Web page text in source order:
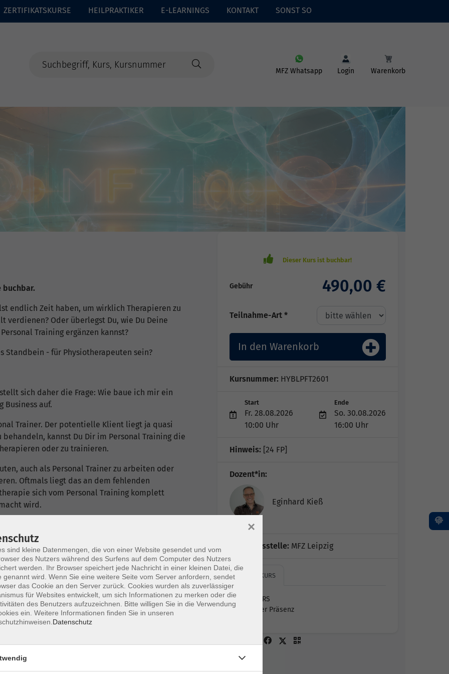
ZERTIFIKATSKURSE HEILPRAKTIKER E-LEARNINGS KONTAKT SONST SO
MFZ Whatsapp Login Warenkorb
buchbar.
endlich Zeit haben, um wirklich Therapieren zu
verdienen? Oder überlegst Du, wie Du Deine
Training ergänzen kannst?
Standbein - für Physiotherapeuten sein?
sich daher die Frage: Wie baue ich mir ein
Business auf.
Trainer. Der potentielle Klient liegt ja quasi
kannst Du Dir im Personal Training die
oder zu trainieren.
auch als Personal Trainer zu arbeiten oder
Oftmals liegt das an dem fehlenden
sich vom Personal Training komplett
wird.
ein Personal Training in ein bestehendes
zu machen? Wie baue ich mir ein
gegenüber der Physiotherapie steuerrechtlich
nicht?
und Personal Training
Arbeitsorte
Gebühr 490,00 €
Teilnahme-Art *
In den Warenkorb
Kursnummer: HYBLPFT2601
Start
Fr. 28.08.2026
10:00 Uhr
Ende
So. 30.08.2026
16:00 Uhr
Hinweis: [24 FP]
Dozent*in:
Eginhard Kieß
Geschäftsstelle: MFZ Leipzig
HYBRIDKURS
HYBRIDKURS
Online oder Präsenz
sind kleine Datenmengen, die von einer Website gesendet und vom
des Nutzers während des Surfens auf dem Computer des Nutzers
werden. Ihr Browser speichert jede Nachricht in einer kleinen Datei, die
genannt wird. Wenn Sie eine weitere Seite vom Server anfordern, sendet
das Cookie an den Server zurück. Cookies wurden als zuverlässiger
für Websites entwickelt, um sich Informationen zu merken oder die
des Benutzers aufzuzeichnen. Bitte willigen Sie in die Verwendung
ein. Weitere Informationen finden Sie in unseren
Datenschutz
×